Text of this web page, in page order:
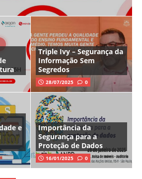
Triple Ivy – Segurança da
Informação Sem
Segredos
28/07/2025 0
e
Importância da
Segurança para a
Proteção de Dados
16/01/2025 0